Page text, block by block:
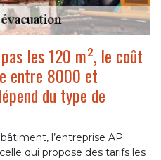
les 120 m², le coût
entre 8000 et
du type de
l’entreprise AP
qui propose des tarifs les